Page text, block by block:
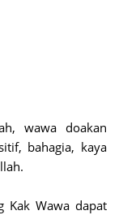
wawa doakan
bahagia, kaya
Kak Wawa dapat